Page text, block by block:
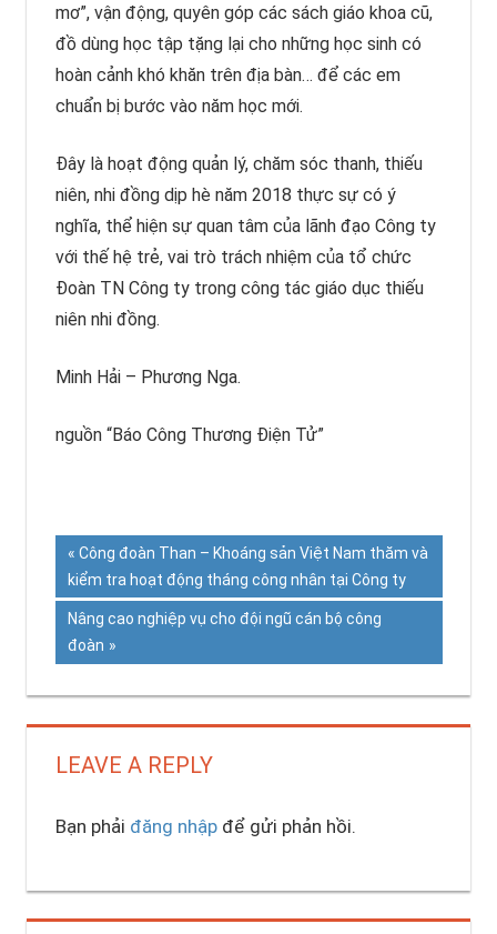
mơ”, vận động, quyên góp các sách giáo khoa cũ,
đồ dùng học tập tặng lại cho những học sinh có
hoàn cảnh khó khăn trên địa bàn… để các em
chuẩn bị bước vào năm học mới.
Đây là hoạt động quản lý, chăm sóc thanh, thiếu
niên, nhi đồng dịp hè năm 2018 thực sự có ý
nghĩa, thể hiện sự quan tâm của lãnh đạo Công ty
với thế hệ trẻ, vai trò trách nhiệm của tổ chức
Đoàn TN Công ty trong công tác giáo dục thiếu
niên nhi đồng.
Minh Hải – Phương Nga.
nguồn “Báo Công Thương Điện Tử”
Điều
hướng
bài
viết
Previous
Post:
Công đoàn Than – Khoáng sản Việt Nam thăm và
kiểm tra hoạt động tháng công nhân tại Công ty
Next
Post:
Nâng cao nghiệp vụ cho đội ngũ cán bộ công
đoàn
LEAVE A REPLY
Bạn phải đăng nhậpđể gửi phản hồi.